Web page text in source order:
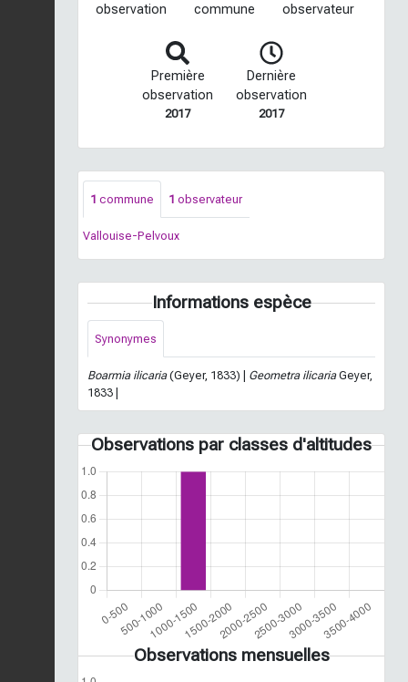
observation commune observateur
Première
observation
2017
Dernière
observation
2017
1 commune 1 observateur
Vallouise-Pelvoux
Informations espèce
Synonymes
Boarmia ilicaria(Geyer, 1833) | Geometra ilicariaGeyer,
1833 |
Observations par classes d'altitudes
Observations mensuelles